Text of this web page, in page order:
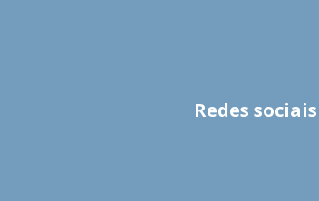
Redes sociais